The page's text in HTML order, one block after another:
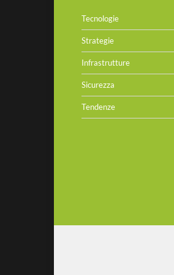
Tecnologie
Strategie
Infrastrutture
Sicurezza
Tendenze